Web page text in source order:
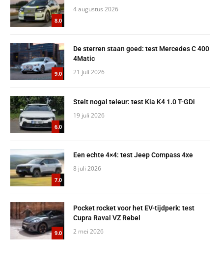
8.0
4 augustus 2026
9.0
De sterren staan goed: test Mercedes C 400
4Matic
21 juli 2026
6.0
Stelt nogal teleur: test Kia K4 1.0 T-GDi
19 juli 2026
7.0
Een echte 4×4: test Jeep Compass 4xe
8 juli 2026
9.0
Pocket rocket voor het EV-tijdperk: test
Cupra Raval VZ Rebel
2 mei 2026